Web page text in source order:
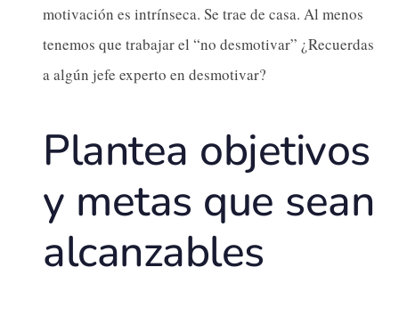
motivación es intrínseca. Se trae de casa. Al menos
tenemos que trabajar el “no desmotivar” ¿Recuerdas
a algún jefe experto en desmotivar?
Plantea objetivos
y metas que sean
alcanzables